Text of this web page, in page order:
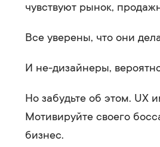
чувствуют рынок,
Все уверены, что они
И не-дизайнеры,
Но забудьте об этом. UX
Мотивируйте своего
бизнес.